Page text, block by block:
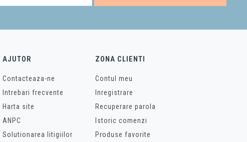
AJUTOR
Contacteaza-ne
Intrebari frecvente
Harta site
ANPC
Solutionarea litigiilor
ZONA CLIENTI
Contul meu
Inregistrare
Recuperare parola
Istoric comenzi
Produse favorite